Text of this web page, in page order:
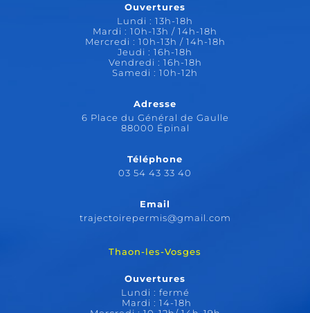
Ouvertures
Lundi : 13h-18h
Mardi : 10h-13h / 14h-18h
Mercredi : 10h-13h / 14h-18h
Jeudi : 16h-18h
Vendredi : 16h-18h
Samedi : 10h-12h
Adresse
6 Place du Général de Gaulle
88000 Épinal
Téléphone
03 54 43 33 40
Email
trajectoirepermis@gmail.com
Thaon-les-Vosges
Ouvertures
Lundi : fermé
Mardi : 14-18h